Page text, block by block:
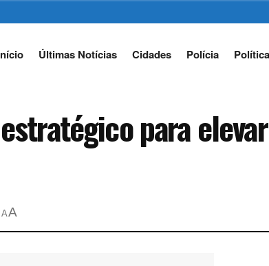
Últimas Notícias Cidades Polícia Política
para
AA